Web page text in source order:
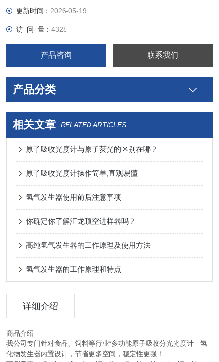
更新时间： 2026-05-19
访 问 量：4328
产品咨询 联系我们
产品分类
相关文章 RELATED ARTICLES
原子吸收光度计与原子荧光的区别在哪？
原子吸收光度计操作简单,直观易懂
氢气发生器使用前后注意事项
你确定你了解汇龙顶空进样器吗？
高纯氢气发生器的工作原理及使用方法
氢气发生器的工作原理和特点
详细介绍
商品介绍
我公司专门针对食品、饲料等行业*多功能原子吸收分光光度计，氢
化物发生器内置设计，节省更多空间，稳定性更强！